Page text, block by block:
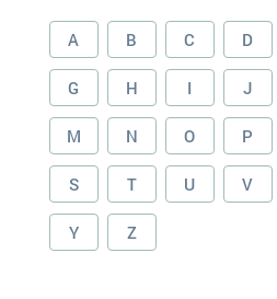
A B C D
G H I J
M N O P
S T U V
Y Z